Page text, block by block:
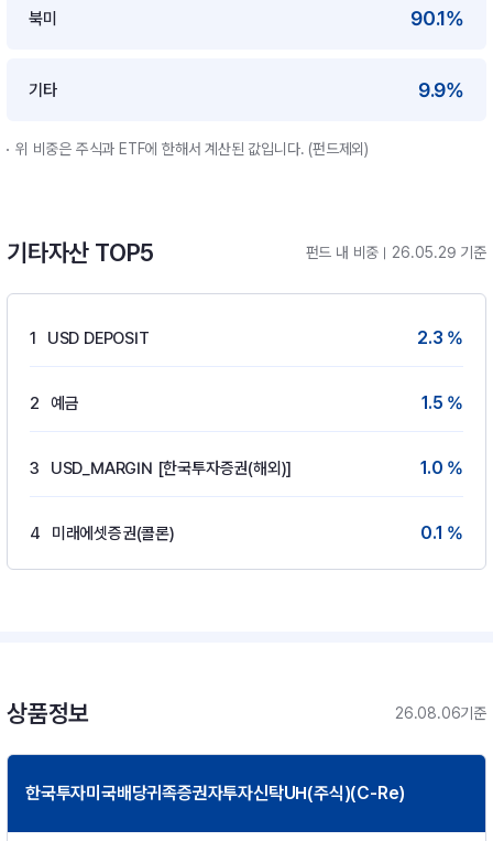
북미 90.1%
기타 9.9%
위 비중은 주식과 ETF에 한해서 계산된 값입니다. (펀드제외)
기타자산 TOP5 펀드 내 비중 26.05.29 기준
1 USD DEPOSIT 2.3 %
2 예금 1.5 %
3 USD_MARGIN [한국투자증권(해외)] 1.0 %
4 미래에셋증권(콜론) 0.1 %
상품정보 26.08.06기준
한국투자미국배당귀족증권자투자신탁UH(주식)(C-Re)